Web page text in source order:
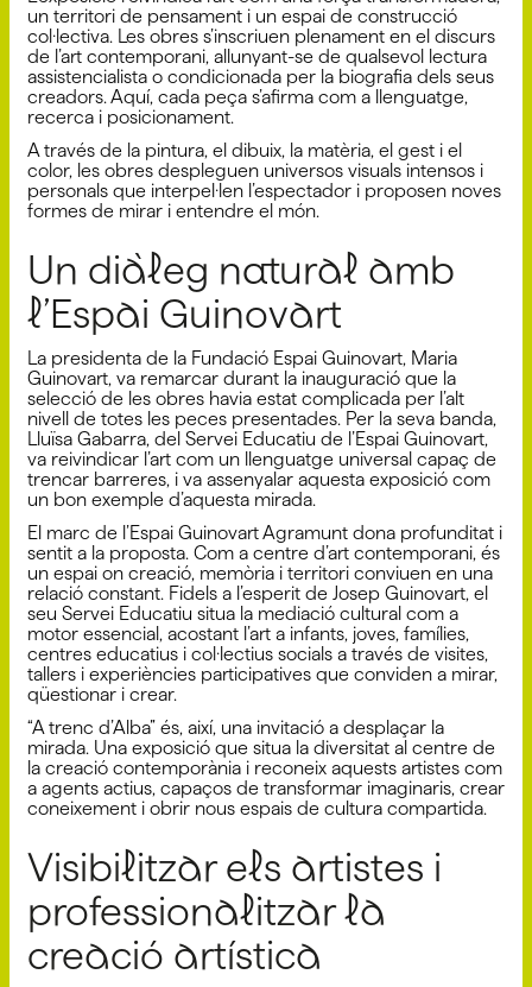
un territori de pensament i un espai de construcció
col·lectiva. Les obres s’inscriuen plenament en el discurs
de l’art contemporani, allunyant-se de qualsevol lectura
assistencialista o condicionada per la biografia dels seus
creadors. Aquí, cada peça s’afirma com a llenguatge,
recerca i posicionament.
A través de la pintura, el dibuix, la matèria, el gest i el
color, les obres despleguen universos visuals intensos i
personals que interpel·len l’espectador i proposen noves
formes de mirar i entendre el món.
Un diàleg natural amb
l’Espai Guinovart
La presidenta de la Fundació Espai Guinovart, Maria
Guinovart, va remarcar durant la inauguració que la
selecció de les obres havia estat complicada per l’alt
nivell de totes les peces presentades. Per la seva banda,
Lluïsa Gabarra, del Servei Educatiu de l’Espai Guinovart,
va reivindicar l’art com un llenguatge universal capaç de
trencar barreres, i va assenyalar aquesta exposició com
un bon exemple d’aquesta mirada.
El marc de l’Espai Guinovart Agramunt dona profunditat i
sentit a la proposta. Com a centre d’art contemporani, és
un espai on creació, memòria i territori conviuen en una
relació constant. Fidels a l’esperit de Josep Guinovart, el
seu Servei Educatiu situa la mediació cultural com a
motor essencial, acostant l’art a infants, joves, famílies,
centres educatius i col·lectius socials a través de visites,
tallers i experiències participatives que conviden a mirar,
qüestionar i crear.
“A trenc d’Alba” és, així, una invitació a desplaçar la
mirada. Una exposició que situa la diversitat al centre de
la creació contemporània i reconeix aquests artistes com
a agents actius, capaços de transformar imaginaris, crear
coneixement i obrir nous espais de cultura compartida.
Visibilitzar els artistes i
professionalitzar la
creació artística